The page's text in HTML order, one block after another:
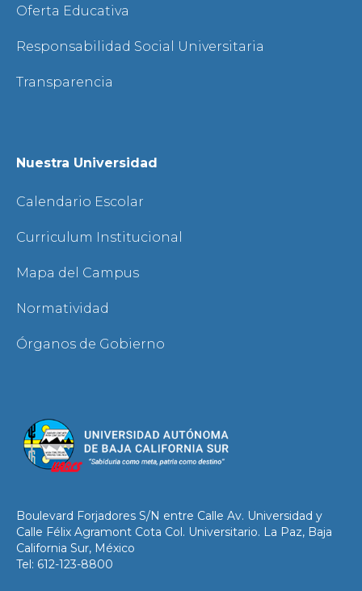
Oferta Educativa
Responsabilidad Social Universitaria
Transparencia
Nuestra Universidad
Calendario Escolar
Curriculum Institucional
Mapa del Campus
Normatividad
Órganos de Gobierno
Boulevard Forjadores S/N entre Calle Av. Universidad y
Calle Félix Agramont Cota Col. Universitario. La Paz, Baja
California Sur, México
Tel: 612-123-8800